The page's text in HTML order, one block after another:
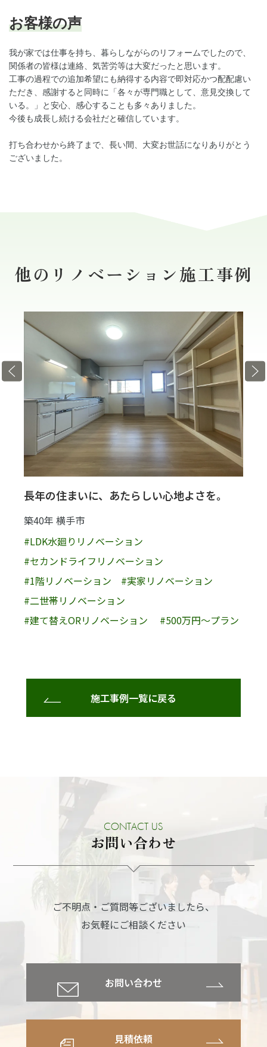
お客様の声
我が家では仕事を持ち、暮らしながらのリフォームでしたので、
関係者の皆様は連絡、気苦労等は大変だったと思います。
工事の過程での追加希望にも納得する内容で即対応かつ配配慮い
ただき、感謝すると同時に「各々が専門職として、意見交換して
いる。」と安心、感心することも多々ありました。
今後も成長し続ける会社だと確信しています。
打ち合わせから終了まで、長い間、大変お世話になりありがとう
ございました。
他のリノベーション施工事例
長年の住まいに、あたらしい心地よさを。
築40年 横手市
#LDK水廻りリノベーション
#セカンドライフリノベーション
#1階リノベーション
#実家リノベーション
#二世帯リノベーション
#建て替えORリノベーション
#500万円〜プラン
施工事例一覧に戻る
CONTACT US
お問い合わせ
ご不明点・ご質問等ございましたら、
お気軽にご相談ください
お問い合わせ
見積依頼